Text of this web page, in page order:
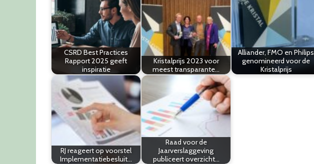
CSRD Best Practices
Rapport 2025 geeft
inspiratie
Kristalprijs 2023 voor
meest transparante…
Alliander, FMO en Philips
genomineerd voor de
Kristalprijs
RJ reageert op voorstel
Implementatiebesluit…
Raad voor de
Jaarverslaggeving
publiceert overzicht…